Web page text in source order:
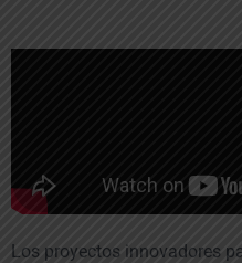
Los proyectos innovadores